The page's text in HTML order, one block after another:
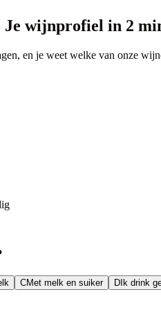
Je wijnprofiel in 2
en je weet welke van onze
CMet melk en suiker D Ik drink